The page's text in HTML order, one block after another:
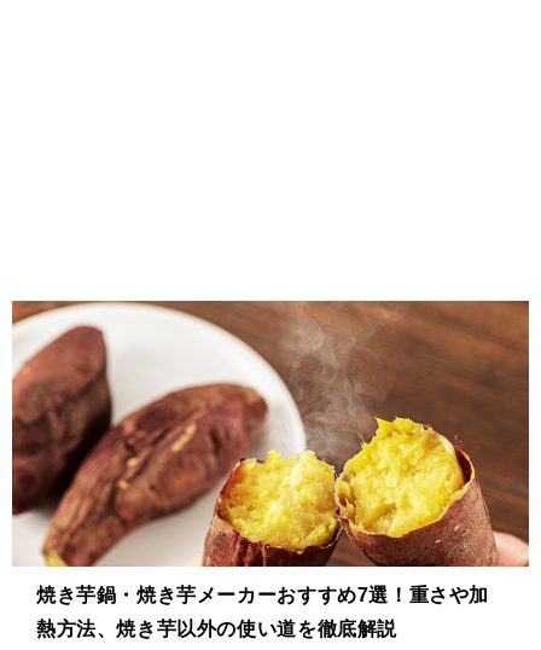
焼き芋鍋・焼き芋メーカーおすすめ7選！重さや加
熱方法、焼き芋以外の使い道を徹底解説